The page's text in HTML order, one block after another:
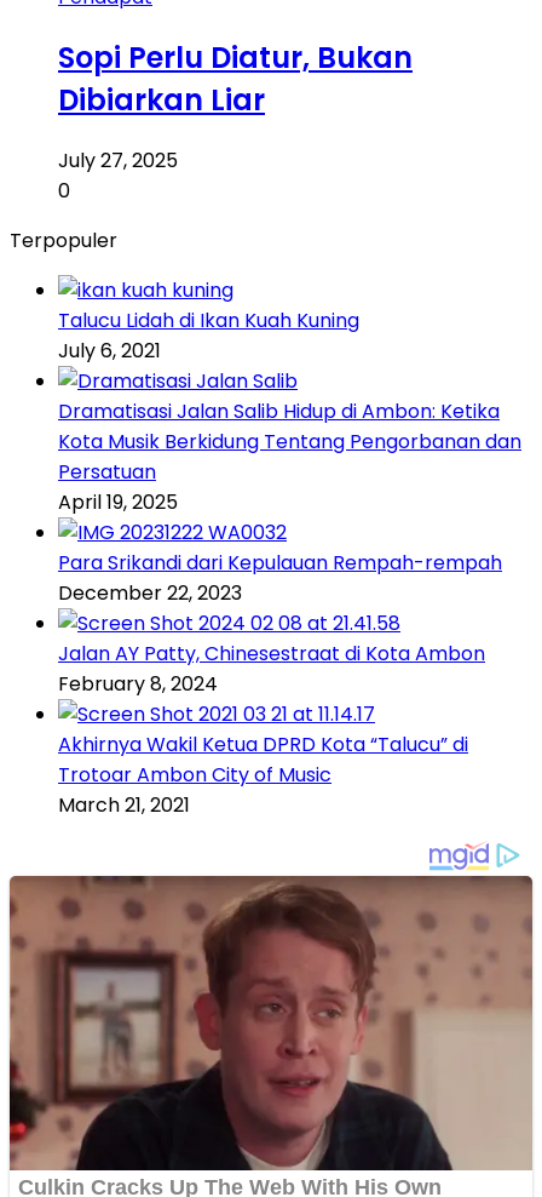
Sopi Perlu Diatur, Bukan
Dibiarkan Liar
July 27, 2025
0
Terpopuler
Talucu Lidah di Ikan Kuah Kuning
July 6, 2021
Dramatisasi Jalan Salib Hidup di Ambon: Ketika
Kota Musik Berkidung Tentang Pengorbanan dan
Persatuan
April 19, 2025
Para Srikandi dari Kepulauan Rempah-rempah
December 22, 2023
Jalan AY Patty, Chinesestraat di Kota Ambon
February 8, 2024
Akhirnya Wakil Ketua DPRD Kota “Talucu” di
Trotoar Ambon City of Music
March 21, 2021